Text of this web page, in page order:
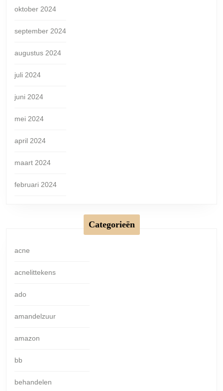
oktober 2024
september 2024
augustus 2024
juli 2024
juni 2024
mei 2024
april 2024
maart 2024
februari 2024
Categorieën
acne
acnelittekens
ado
amandelzuur
amazon
bb
behandelen